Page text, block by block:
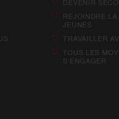
DEVENIR
REJOINDRE
JEUNES
TRAVAILLER
TOUS LES
S’ENGAGER